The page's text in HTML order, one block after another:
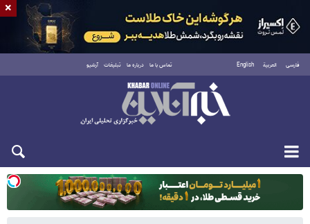
فارسی العربية English تماس با ما درباره ما تبلیغات آرشیو
یکشنبه ۱۸ مرداد ۱۴۰۵
×